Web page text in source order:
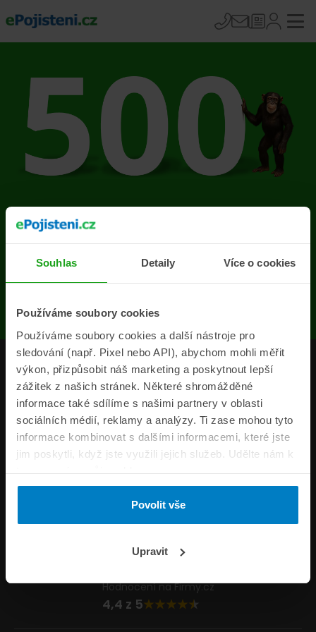
Souhlas Detaily Více o cookies
Používáme soubory cookies
Používáme soubory cookies a další nástroje pro
sledování (např. Pixel nebo API), abychom mohli měřit
výkon, přizpůsobit náš marketing a poskytnout lepší
zážitek z našich stránek. Některé shromážděné
informace také sdílíme s našimi partnery v oblasti
sociálních médií, reklamy a analýzy. Ti zase mohou tyto
informace kombinovat s dalšími informacemi, které jste
jim poskytli, když jste využili jejich služeb. Udělte nám k
tomu prosím svůj souhlas.
Povolit vše
Upravit
Na stránce se vyskytla
chyba
Produkty
Pojišťovny
Informace
ePojisteni.cz
Formuláře
Napište nám
Hodnocení na Firmy.cz
4,4 z 5